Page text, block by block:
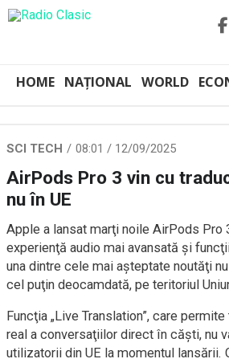
HOME NAȚIONAL WORLD
SCI TECH 08:01 / 12/09/2025
AirPods Pro 3 vin cu
nu în UE
Apple a lansat marţi noile AirPods Pro
experienţă audio mai avansată şi
una dintre cele mai aşteptate noutăţi
cel puţin deocamdată, pe teritoriul
Funcţia „Live Translation”, care
real a conversaţiilor direct în căşti, nu
utilizatorii din UE la momentul lansării.